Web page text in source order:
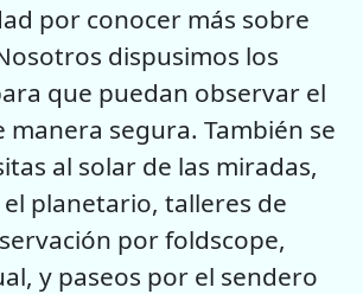
por conocer más sobre
dispusimos los
que puedan observar el
segura. También se
al solar de las miradas,
planetario, talleres de
por foldscope,
y paseos por el sendero